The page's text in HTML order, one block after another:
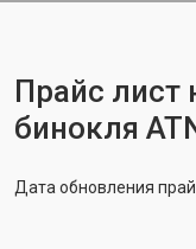
Прайс лист
бинокля
Дата обновления